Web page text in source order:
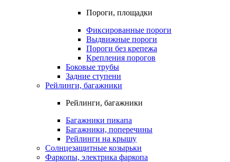
Пороги, площадки
Фиксированные пороги
Выдвижные пороги
Пороги без крепежа
Крепления порогов
Боковые трубы
Задние ступени
Рейлинги, багажники
Рейлинги, багажники
Багажники пикапа
Багажники, поперечины
Рейлинги на крышу
Солнцезащитные козырьки
Фаркопы, электрика фаркопа